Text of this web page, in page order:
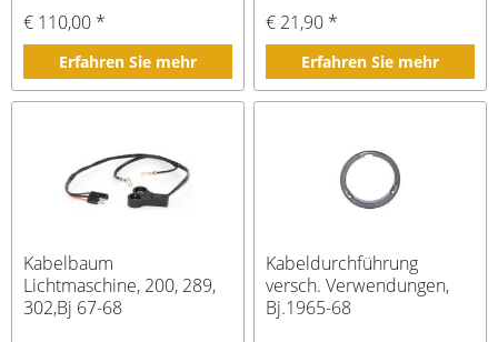
€ 110,00 *
Erfahren Sie mehr
€ 21,90 *
Erfahren Sie mehr
Kabelbaum
Lichtmaschine, 200, 289,
302,Bj 67-68
Kabeldurchführung
versch. Verwendungen,
Bj.1965-68